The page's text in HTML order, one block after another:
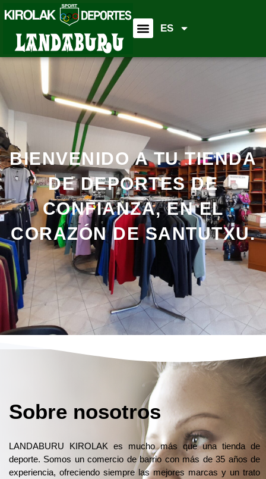
ES
BIENVENIDO A TU TIENDA
DE DEPORTES DE
CONFIANZA, EN EL
CORAZÓN DE SANTUTXU.
Sobre nosotros
LANDABURU KIROLAK es mucho más que una tienda de
deporte. Somos un comercio de barrio con más de 35 años de
experiencia, ofreciendo siempre las mejores marcas y un trato